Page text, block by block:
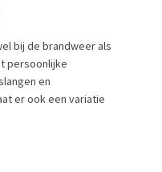
bij de brandweer als
persoonlijke
en
er ook een variatie